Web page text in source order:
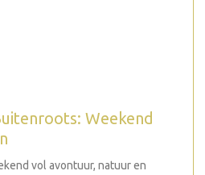
Weekend
vol avontuur, natuur en